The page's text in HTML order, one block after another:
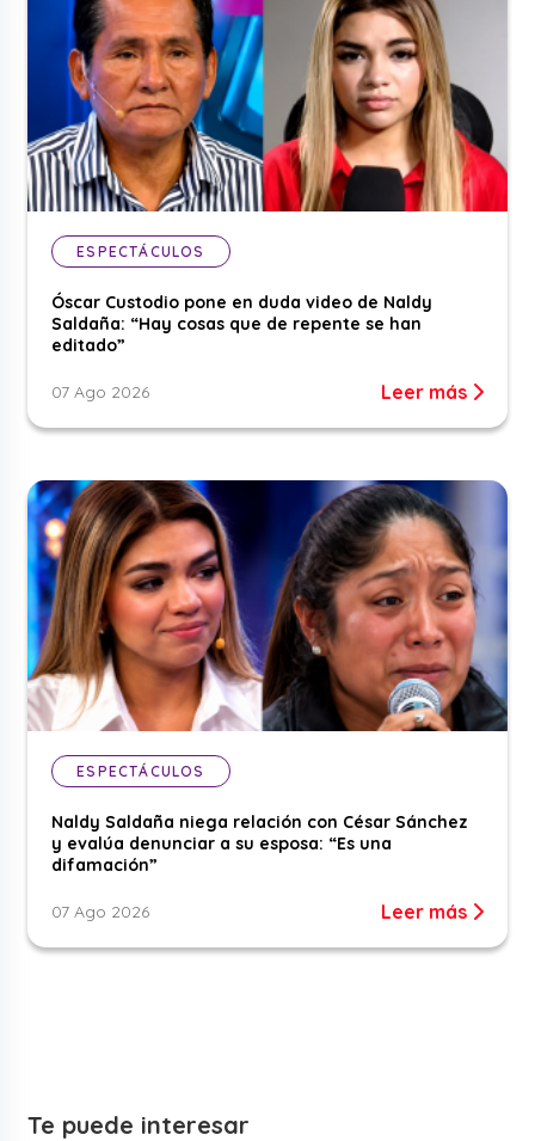
ESPECTÁCULOS
Óscar Custodio pone en duda video de Naldy
Saldaña: “Hay cosas que de repente se han
editado”
07 Ago 2026 Leer más
ESPECTÁCULOS
Naldy Saldaña niega relación con César Sánchez
y evalúa denunciar a su esposa: “Es una
difamación”
07 Ago 2026 Leer más
Te puede interesar